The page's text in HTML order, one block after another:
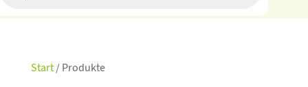
Start/ Produkte